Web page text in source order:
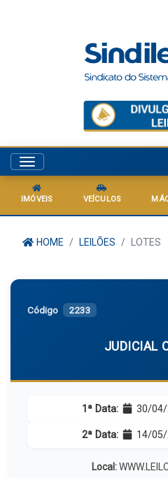
Menu
IMÓVEIS VEÍCULOS
HOME LEILÕES LOTES
Código 2233
JUDICIAL
1ª Data: 30/04/
2ª Data: 14/
Local: